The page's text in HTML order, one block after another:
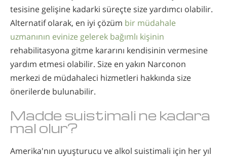
tesisine gelişine kadarki süreçte size yardımcı olabilir.
Alternatif olarak, en iyi çözüm bir müdahale
uzmanının evinize gelerek bağımlı kişinin
rehabilitasyona gitme kararını kendisinin vermesine
yardım etmesi olabilir. Size en yakın Narconon
merkezi de müdahaleci hizmetleri hakkında size
önerilerde bulunabilir.
Madde suistimali ne kadara
mal olur?
Amerika'nın uyuşturucu ve alkol suistimali için her yıl